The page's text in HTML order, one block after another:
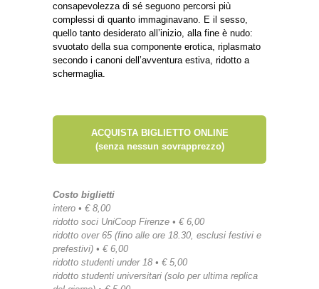
consapevolezza di sé seguono percorsi più
complessi di quanto immaginavano. E il sesso,
quello tanto desiderato all’inizio, alla fine è nudo:
svuotato della sua componente erotica, riplasmato
secondo i canoni dell’avventura estiva, ridotto a
schermaglia.
ACQUISTA BIGLIETTO ONLINE
(senza nessun sovrapprezzo)
Costo biglietti
intero • € 8,00
ridotto soci UniCoop Firenze • € 6,00
ridotto over 65 (fino alle ore 18.30, esclusi festivi e
prefestivi) • € 6,00
ridotto studenti under 18 • € 5,00
ridotto studenti universitari (solo per ultima replica